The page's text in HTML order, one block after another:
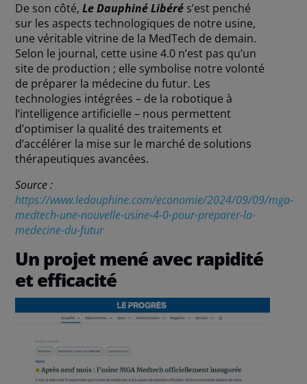
De son côté,Le Dauphiné Libéré s’est penché
sur les aspects technologiques de notre usine,
une véritable vitrine de la MedTech de demain.
Selon le journal, cette usine 4.0 n’est pas qu’un
site de production ; elle symbolise notre volonté
de préparer la médecine du futur. Les
technologies intégrées – de la robotique à
l’intelligence artificielle – nous permettent
d’optimiser la qualité des traitements et
d’accélérer la mise sur le marché de solutions
thérapeutiques avancées.
Source :
https://www.ledauphine.com/economie/2024/09/09/mga-
medtech-une-nouvelle-usine-4-0-pour-preparer-la-
medecine-du-futur
Un projet mené avec rapidité
et efficacité